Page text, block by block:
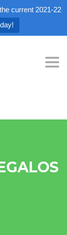
current 2021-22